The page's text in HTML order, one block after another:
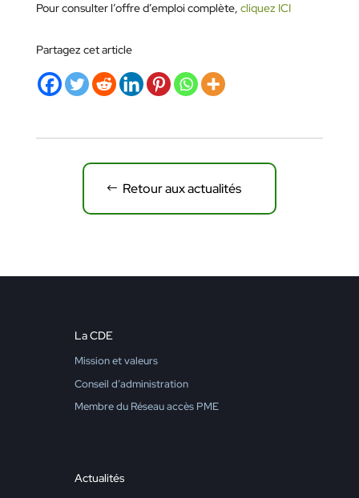
Pour consulter l’offre d’emploi complète, cliquez ICI
Partagez cet article
Retour aux actualités
La CDE
Mission et valeurs
Conseil d’administration
Membre du Réseau accès PME
Actualités